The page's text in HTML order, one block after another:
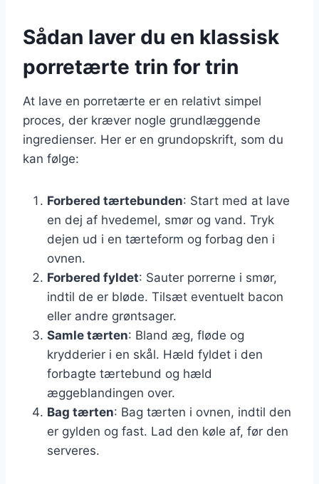
Sådan laver du en klassisk
porretærte trin for trin
At lave en porretærte er en relativt simpel
proces, der kræver nogle grundlæggende
ingredienser. Her er en grundopskrift, som du
kan følge:
Forbered tærtebunden: Start med at lave
en dej af hvedemel, smør og vand. Tryk
dejen ud i en tærteform og forbag den i
ovnen.
Forbered fyldet: Sauter porrerne i smør,
indtil de er bløde. Tilsæt eventuelt bacon
eller andre grøntsager.
Samle tærten: Bland æg, fløde og
krydderier i en skål. Hæld fyldet i den
forbagte tærtebund og hæld
æggeblandingen over.
Bag tærten: Bag tærten i ovnen, indtil den
er gylden og fast. Lad den køle af, før den
serveres.